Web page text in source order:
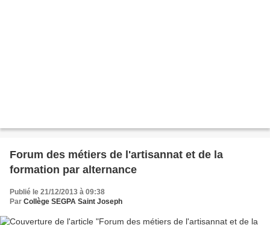
Forum des métiers de l'artisannat et de la
formation par alternance
Publié le 21/12/2013 à 09:38
Par Collège SEGPA Saint Joseph